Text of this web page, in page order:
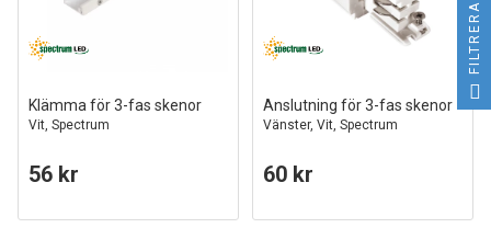
Klämma för 3-fas skenor
Vit, Spectrum
56 kr
Anslutning för 3-fas skenor
Vänster, Vit, Spectrum
60 kr
FILTRERA